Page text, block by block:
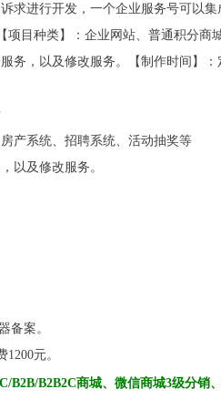
求进行开发，一个企业服务号可以集
项目种类】：企业网站、普通积分商
务，以及修改服务。
【制作时间】：
产系统、招聘系统、活动抽奖等
以及修改服务。
备案。
元。
B2B/B2B2C商城、微信商城3级分销